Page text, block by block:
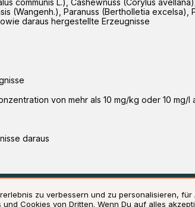
communis L.), Cashewnuss (Corylus
(Wangenh.), Paranuss (Bertholletia excelsa),
daraus hergestellte Erzeugnisse
von mehr als 10 mg/kg oder 10 mg/l
daraus
Impressum Verwendung von
zu verbessern und zu personalisieren,
Cookies von Dritten. Wenn Du auf alles